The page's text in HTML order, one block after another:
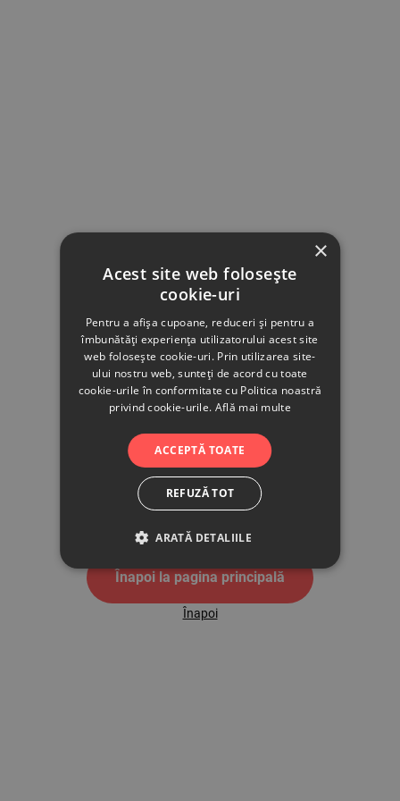
500
Înapoi la pagina principală
Înapoi
×
Acest site web folosește
cookie-uri
Pentru a afișa cupoane, reduceri și pentru a
îmbunătăți experiența utilizatorului acest site
web folosește cookie-uri. Prin utilizarea site-
ului nostru web, sunteți de acord cu toate
cookie-urile în conformitate cu Politica noastră
privind cookie-urile. Află mai multe
ACCEPTĂ TOATE
REFUZĂ TOT
ARATĂ DETALIILE